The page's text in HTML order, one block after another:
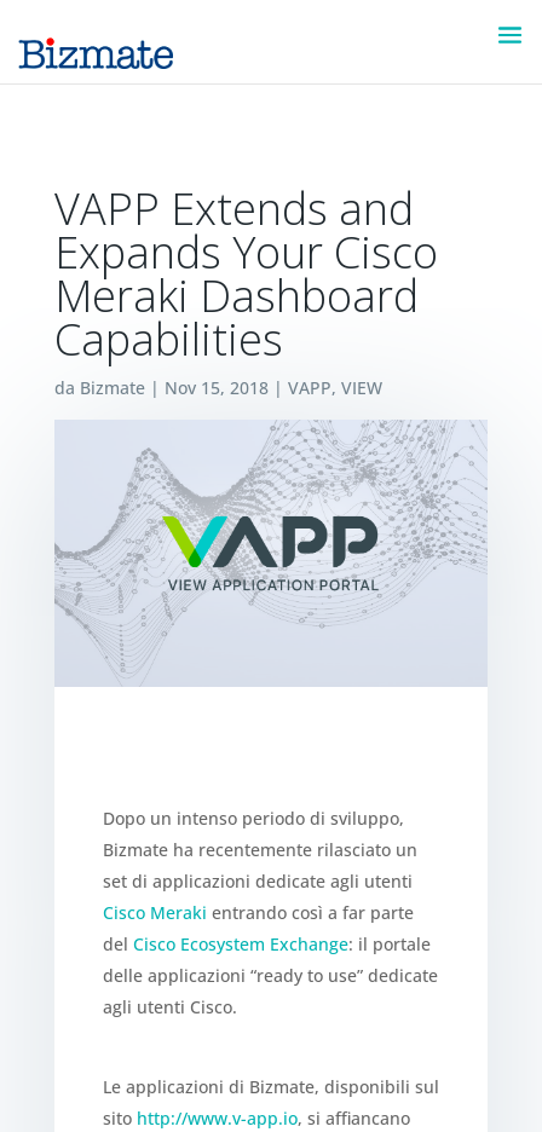
VAPP Extends and
Expands Your Cisco
Meraki Dashboard
Capabilities
da Bizmate| Nov 15, 2018| VAPP, VIEW
Dopo un intenso periodo di sviluppo,
Bizmate ha recentemente rilasciato un
set di applicazioni dedicate agli utenti
Cisco Meraki entrando così a far parte
del Cisco Ecosystem Exchange: il portale
delle applicazioni “ready to use” dedicate
agli utenti Cisco.
Le applicazioni di Bizmate, disponibili sul
sito http://www.v-app.io, si affiancano